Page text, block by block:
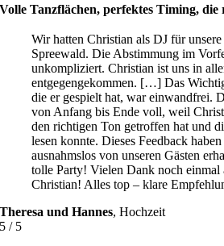
Volle Tanzflächen, perfektes Timing,
Wir hatten Christian als DJ für
Spreewald. Die Abstimmung im
unkompliziert. Christian ist uns in
entgegengekommen. […] Das
die er gespielt hat, war einwandfrei.
von Anfang bis Ende voll, weil
den richtigen Ton getroffen hat und
lesen konnte. Dieses Feedback
ausnahmslos von unseren Gästen
tolle Party! Vielen Dank noch einmal
Christian! Alles top – klare
Theresa und Hannes,Hochzeit
5 / 5